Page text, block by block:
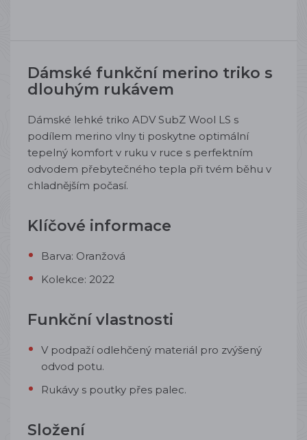
Dámské funkční merino triko s
dlouhým rukávem
Dámské lehké triko ADV SubZ Wool LS s
podílem merino vlny ti poskytne optimální
tepelný komfort v ruku v ruce s perfektním
odvodem přebytečného tepla při tvém běhu v
chladnějším počasí.
Klíčové informace
Barva: Oranžová
Kolekce: 2022
Funkční vlastnosti
V podpaží odlehčený materiál pro zvýšený
odvod potu.
Rukávy s poutky přes palec.
Složení